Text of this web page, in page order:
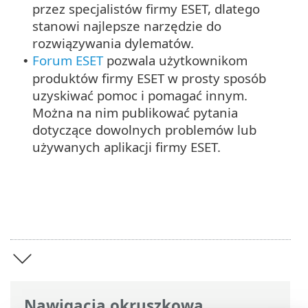
przez specjalistów firmy ESET, dlatego
stanowi najlepsze narzędzie do
rozwiązywania dylematów.
• Forum ESETpozwala użytkownikom
produktów firmy ESET w prosty sposób
uzyskiwać pomoc i pomagać innym.
Można na nim publikować pytania
dotyczące dowolnych problemów lub
używanych aplikacji firmy ESET.